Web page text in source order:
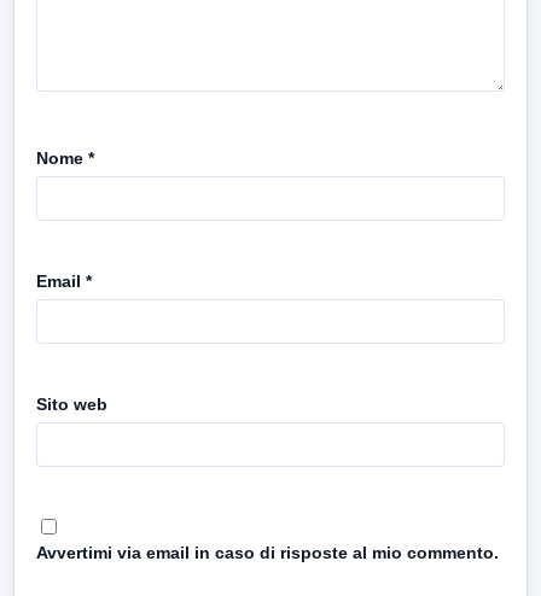
Nome *
Email *
Sito web
Avvertimi via email in caso di risposte al mio commento.